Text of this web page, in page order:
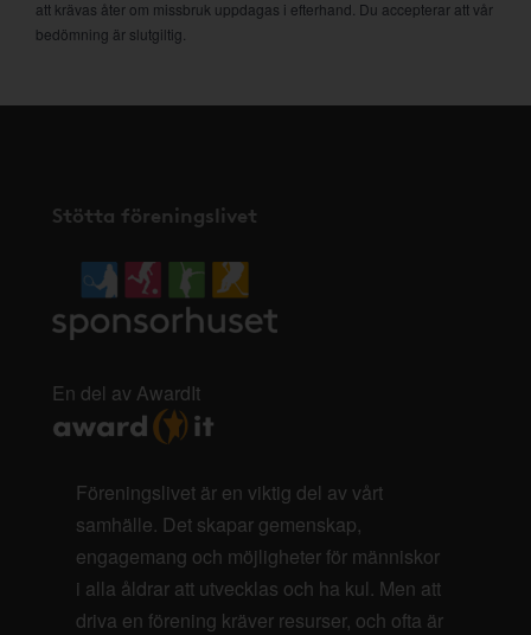
att krävas åter om missbruk uppdagas i efterhand. Du accepterar att vår
bedömning är slutgiltig.
Stötta föreningslivet
En del av AwardIt
Föreningslivet är en viktig del av vårt
samhälle. Det skapar gemenskap,
engagemang och möjligheter för människor
i alla åldrar att utvecklas och ha kul. Men att
driva en förening kräver resurser, och ofta är